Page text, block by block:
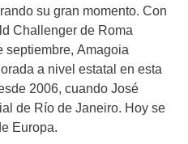
su gran momento. Con
Challenger de Roma
septiembre, Amagoia
a nivel estatal en esta
2006, cuando José
de Río de Janeiro. Hoy se
Europa.